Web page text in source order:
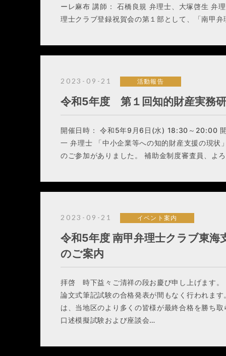
ーレ麻布 講師： 石橋良規 弁理士、大塚啓生 弁
理士クラブ登録祝賀会の第１部として、「南甲
2023-09-21 活動報告
令和5年度 第１回知的財産実務
開催日時： 令和5年9月6日(水) 18:30～20:00
一 弁理士 「中小企業等への知的財産支援の現状
のご参加がありました。 補助金制度審査員、よ
2023-09-21 イベント案内
令和5年度 南甲弁理士クラブ東海
のご案内
拝啓 時下益々ご清祥の段お慶び申し上げます
論文式筆記試験の合格発表が間もなく行われま
は、当地区のより多くの皆様が最終合格を勝ち
口述模擬試験および座談会…